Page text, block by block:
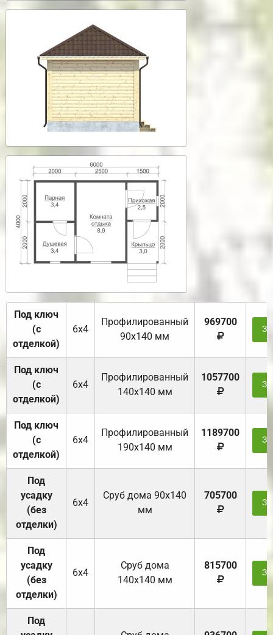
Под ключ
(с
отделкой)
6х4
Профилированный
90х140 мм
969700
Под ключ
(с
отделкой)
6х4
Профилированный
140х140 мм
1057700
Под ключ
(с
отделкой)
6х4
Профилированный
190х140 мм
1189700
Под
усадку
(без
отделки)
6х4
Cруб дома 90x140
мм
705700
Под
усадку
(без
отделки)
6х4
Cруб дома
140х140 мм
815700
Под